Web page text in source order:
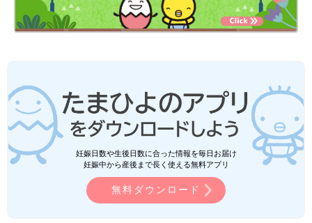
妊娠日数や生後日数に合った情報を毎日お届け
妊娠中から産後まで長く使える無料アプリ
無料ダウンロード